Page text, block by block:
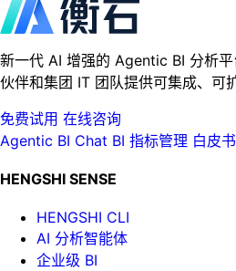
新一代 AI 增强的 Agentic BI 分析
伙伴和集团 IT 团队提供可集成、可
免费试用 在线咨询
Agentic BI Chat BI 指标管理 白皮书
HENGSHI SENSE
HENGSHI CLI
AI 分析智能体
企业级 BI